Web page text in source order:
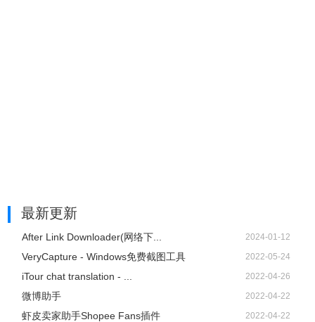
最新更新
After Link Downloader(网络下... 2024-01-12
VeryCapture - Windows免费截图工具 2022-05-24
iTour chat translation - ... 2022-04-26
微博助手 2022-04-22
虾皮卖家助手Shopee Fans插件 2022-04-22